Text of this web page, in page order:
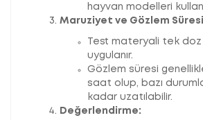
hayvan modelleri
Maruziyet ve Gözlem
Test materyali tek
uygulanır.
Gözlem süresi
saat olup, bazı
kadar uzatılabilir.
Değerlendirme: